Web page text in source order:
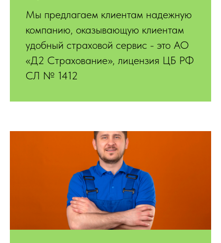
Мы предлагаем клиентам надежную
компанию, оказывающую клиентам
удобный страховой сервис - это АО
«Д2 Страхование», лицензия ЦБ РФ
СЛ № 1412